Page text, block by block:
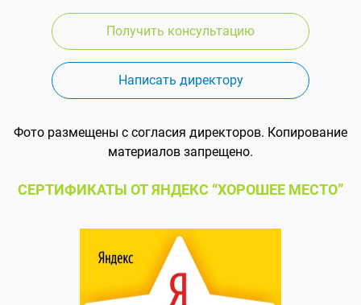
Получить консультацию
Написать директору
Фото размещены с согласия директоров. Копирование
материалов запрещено.
СЕРТИФИКАТЫ ОТ ЯНДЕКС “ХОРОШЕЕ МЕСТО”